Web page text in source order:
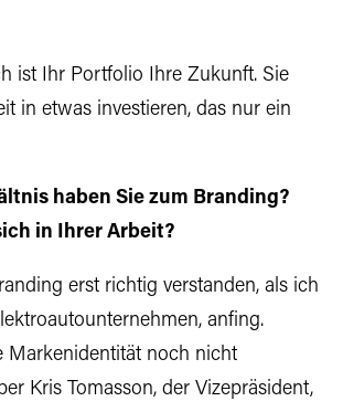
ist Ihr Portfolio Ihre Zukunft. Sie
in etwas investieren, das nur ein
haben Sie zum Branding?
in Ihrer Arbeit?
erst richtig verstanden, als ich
anfing.
Markenidentität noch nicht
Kris Tomasson, der Vizepräsident,